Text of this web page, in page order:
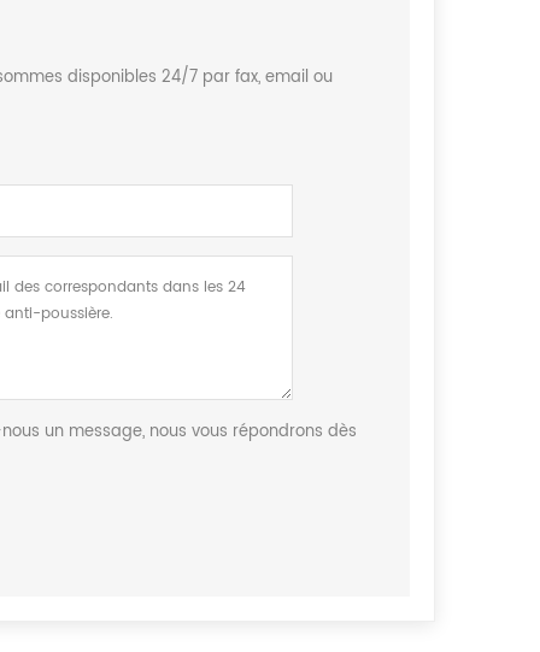
disponibles 24/7 par fax, email ou
un message, nous vous répondrons dès